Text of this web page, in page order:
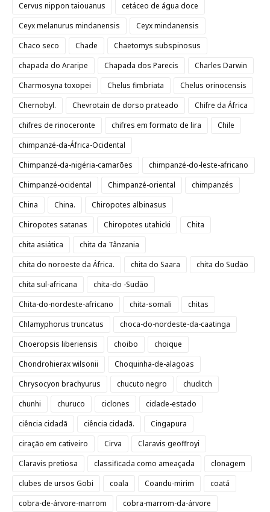
Cervus nippon taiouanus
cetáceo de água doce
Ceyx melanurus mindanensis
Ceyx mindanensis
Chaco seco
Chade
Chaetomys subspinosus
chapada do Araripe
Chapada dos Parecis
Charles Darwin
Charmosyna toxopei
Chelus fimbriata
Chelus orinocensis
Chernobyl.
Chevrotain de dorso prateado
Chifre da África
chifres de rinoceronte
chifres em formato de lira
Chile
chimpanzé-da-África-Ocidental
Chimpanzé-da-nigéria-camarões
chimpanzé-do-leste-africano
Chimpanzé-ocidental
Chimpanzé-oriental
chimpanzés
China
China.
Chiropotes albinasus
Chiropotes satanas
Chiropotes utahicki
Chita
chita asiática
chita da Tânzania
chita do noroeste da África.
chita do Saara
chita do Sudão
chita sul-africana
chita-do -Sudão
Chita-do-nordeste-africano
chita-somali
chitas
Chlamyphorus truncatus
choca-do-nordeste-da-caatinga
Choeropsis liberiensis
choibo
choique
Chondrohierax wilsonii
Choquinha-de-alagoas
Chrysocyon brachyurus
chucuto negro
chuditch
chunhi
churuco ciclones
cidade-estado
ciência cidadã
ciência cidadã.
Cingapura
ciração em cativeiro
Cirva
Claravis geoffroyi
Claravis pretiosa
classificada como ameaçada
clonagem
clubes de ursos Gobi
coala Coandu-mirim
coatá
cobra-de-árvore-marrom
cobra-marrom-da-árvore